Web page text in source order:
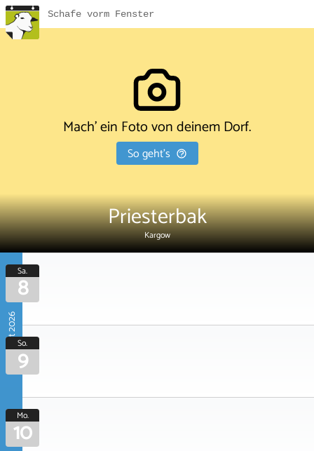
Schafe vorm Fenster
Mach' ein Foto von deinem Dorf.
So geht's
Priesterbak
Kargow
August 2026
Sa.
8
So.
9
Mo.
10